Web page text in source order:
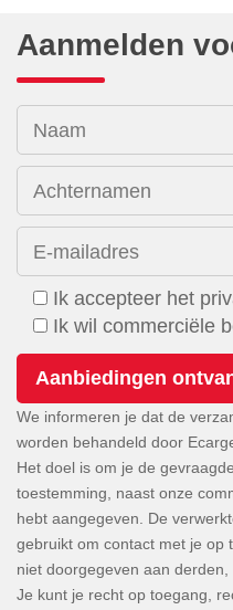
Aanmelden
Naam
Achternamen
E-mailadres
Ik accepteer het
Ik wil commerciële
We informeren je dat de
worden behandeld door
Het doel is om je de
toestemming, naast onze
hebt aangegeven. De
gebruikt om contact met je op
niet doorgegeven aan
Je kunt je recht op toegang,